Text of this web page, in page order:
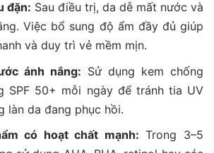
đặn: Sau điều trị, da dễ mất nước và
Việc bổ sung độ ẩm đầy đủ giúp
và duy trì vẻ mềm mịn.
ánh nắng: Sử dụng kem chống
SPF 50+ mỗi ngày để tránh tia UV
làn da đang phục hồi.
có hoạt chất mạnh: Trong 3–5